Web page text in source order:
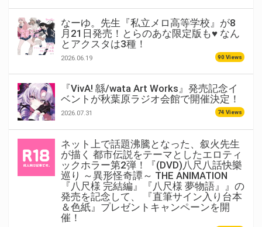
なーゆ。先生『私立メロ高等学校』が8
月21日発売！とらのあな限定版も♥ なん
とアクスタは3種！
2026.06.19 90 Views
『VivA! 緜/wata Art Works』発売記念イ
ベントが秋葉原ラジオ会館で開催決定！
2026.07.31 74 Views
ネット上で話題沸騰となった、叙火先生
が描く 都市伝説をテーマとしたエロティ
ックホラー第2弾！『(DVD)八尺八話快樂
巡り ～異形怪奇譚～ THE ANIMATION
『八尺様 完結編』『八尺様 夢物語』』の
発売を記念して、 『直筆サイン入り台本
＆色紙』プレゼントキャンペーンを開
催！